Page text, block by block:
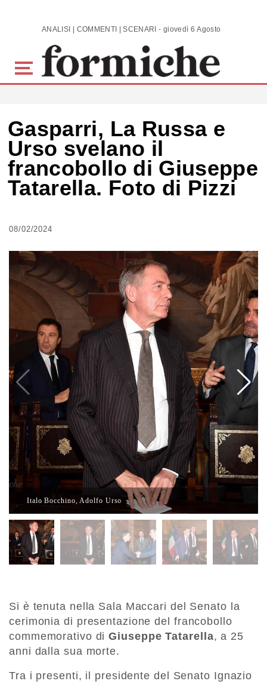
Skip to main content ANALISI | COMMENTI | SCENARI - giovedì 6 Agosto 2026
Gasparri, La Russa e
Urso svelano il
francobollo di Giuseppe
Tatarella. Foto di Pizzi
08/02/2024
Italo Bocchino, Adolfo Urso
Si è tenuta nella Sala Maccari del Senato la
cerimonia di presentazione del francobollo
commemorativo diGiuseppe Tatarella, a 25
anni dalla sua morte.
Tra i presenti, il presidente del Senato Ignazio